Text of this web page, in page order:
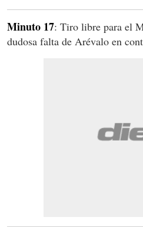
Minuto 17: Tiro libre para el
dudosa falta de Arévalo en